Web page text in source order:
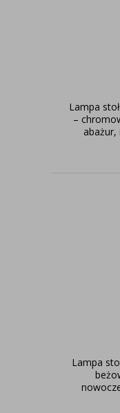
Lampa
–
Lampa